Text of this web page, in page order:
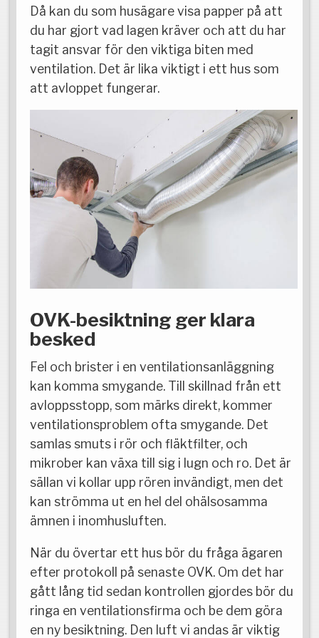
Då kan du som husägare visa papper på att
du har gjort vad lagen kräver och att du har
tagit ansvar för den viktiga biten med
ventilation. Det är lika viktigt i ett hus som
att avloppet fungerar.
OVK-besiktning ger klara
besked
Fel och brister i en ventilationsanläggning
kan komma smygande. Till skillnad från ett
avloppsstopp, som märks direkt, kommer
ventilationsproblem ofta smygande. Det
samlas smuts i rör och fläktfilter, och
mikrober kan växa till sig i lugn och ro. Det är
sällan vi kollar upp rören invändigt, men det
kan strömma ut en hel del ohälsosamma
ämnen i inomhusluften.
När du övertar ett hus bör du fråga ägaren
efter protokoll på senaste OVK. Om det har
gått lång tid sedan kontrollen gjordes bör du
ringa en ventilationsfirma och be dem göra
en ny besiktning. Den luft vi andas är viktig